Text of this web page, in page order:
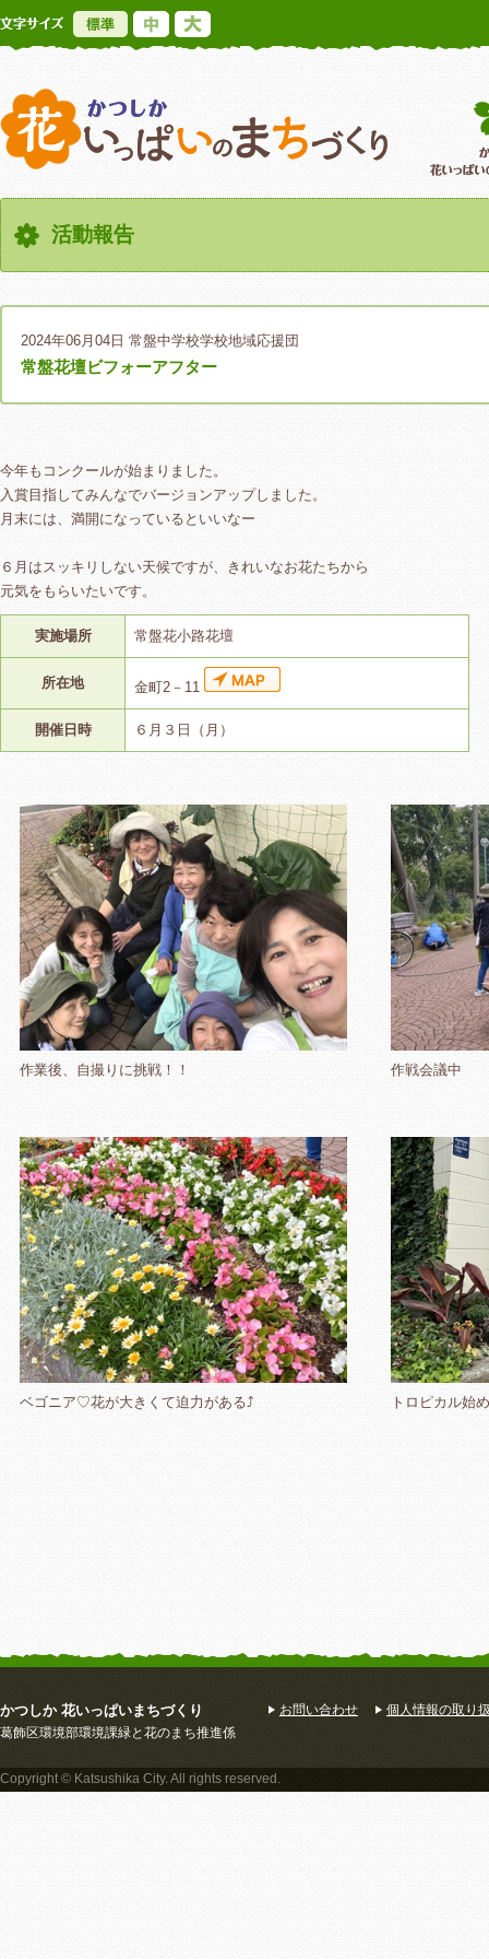
標準
かつしか花い
活動報告
2024年06月04日 常盤中学校学校地域応援団
常盤花壇ビフォーアフター
今年もコンクールが始まりました。
入賞目指してみんなでバージョンアップしました。
月末には、満開になっているといいなー
６月はスッキリしない天候ですが、きれいなお花たちから
元気をもらいたいです。
実施場所 常盤花小路花壇
所在地 金町2－11
開催日時 ６月３日（月）
作業後、自撮りに挑戦！！ 作戦会議中
ベゴニア♡花が大きくて迫力がある⤴ トロピカル始
かつしか 花いっぱいまちづくり
葛飾区環境部環境課緑と花のまち推進係
お問い合わせ 個人情報の取り
Copyright © Katsushika City. All rights reserved.